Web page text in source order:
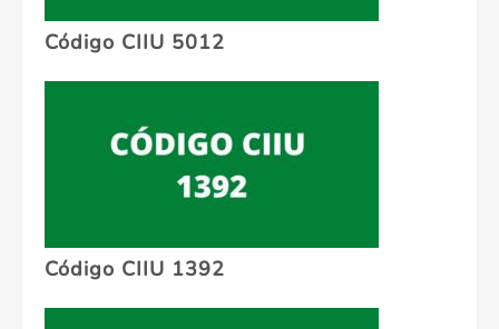
Código CIIU 5012
Código CIIU 1392